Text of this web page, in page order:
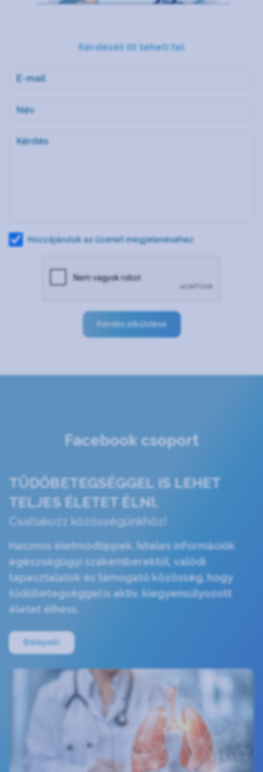
Kérdését itt teheti fel
Hozzájárulok az üzenet megjelenéséhez
Kérdés elküldése
Facebook csoport
TÜDŐBETEGSÉGGEL IS LEHET
TELJES ÉLETET ÉLNI.
Csatlakozz közösségünkhöz!
Hasznos életmódtippek, hiteles információk
egészségügyi szakemberektől, valódi
tapasztalatok és támogató közösség, hogy
tüdőbetegséggel is aktív, kiegyensúlyozott
életet élhess.
Belépek!